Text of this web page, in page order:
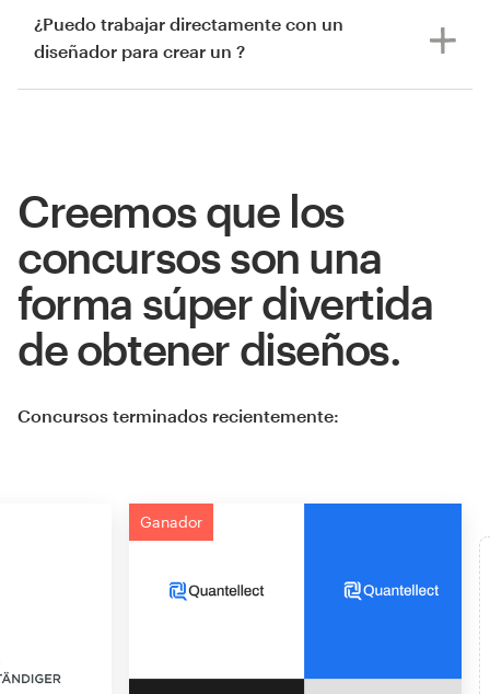
¿Puedo trabajar directamente con un
diseñador para crear un ?
Creemos que los
concursos son una
forma súper divertida
de obtener diseños.
Concursos terminados recientemente:
Ganador